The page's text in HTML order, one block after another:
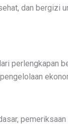
dan
perlengkapan